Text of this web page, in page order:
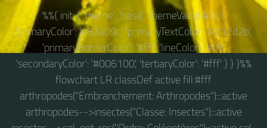
%%{ init: { 'theme': 'base', 'themeVariables': {
'primaryColor': '#83a09c', 'primaryTextColor': '#212d2b',
'primaryBorderColor': '#fff', 'lineColor': '#fff',
'secondaryColor': '#006100', 'tertiaryColor': '#fff' } } }%%
flowchart LR classDef active fill:#fff
arthropodes("Embranchement: Arthropodes"):::active
arthropodes-->insectes("Classe: Insectes"):::active